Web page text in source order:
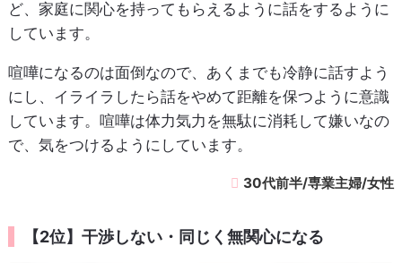
ど、家庭に関心を持ってもらえるように話をするように
しています。
喧嘩になるのは面倒なので、あくまでも冷静に話すよう
にし、イライラしたら話をやめて距離を保つように意識
しています。喧嘩は体力気力を無駄に消耗して嫌いなの
で、気をつけるようにしています。
30代前半/専業主婦/女性
【2位】干渉しない・同じく無関心になる